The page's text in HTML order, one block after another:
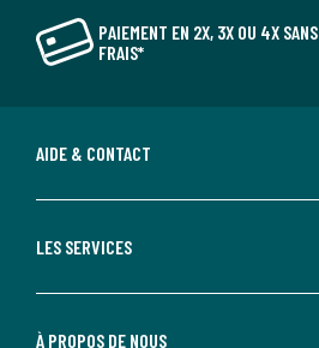
PAIEMENT EN 2X, 3X OU 4X SANS
FRAIS*
AIDE & CONTACT
LES SERVICES
À PROPOS DE NOUS